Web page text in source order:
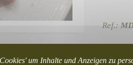
Ref.:
um Inhalte und Anzeigen zu